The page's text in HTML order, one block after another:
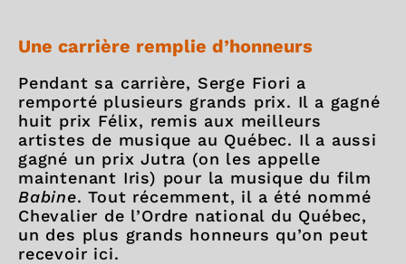
Une carrière remplie d’honneurs
Pendant sa carrière, Serge Fiori a
remporté plusieurs grands prix. Il a gagné
huit prix Félix, remis aux meilleurs
artistes de musique au Québec. Il a aussi
gagné un prix Jutra (on les appelle
maintenant Iris) pour la musique du film
Babine. Tout récemment, il a été nommé
Chevalier de l’Ordre national du Québec,
un des plus grands honneurs qu’on peut
recevoir ici.